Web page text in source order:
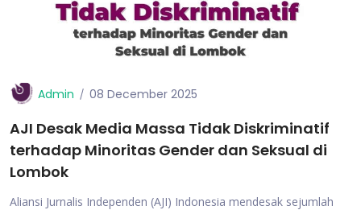
Admin 08 December 2025
AJI Desak Media Massa Tidak Diskriminatif
terhadap Minoritas Gender dan Seksual di
Lombok
Aliansi Jurnalis Independen (AJI) Indonesia mendesak sejumlah